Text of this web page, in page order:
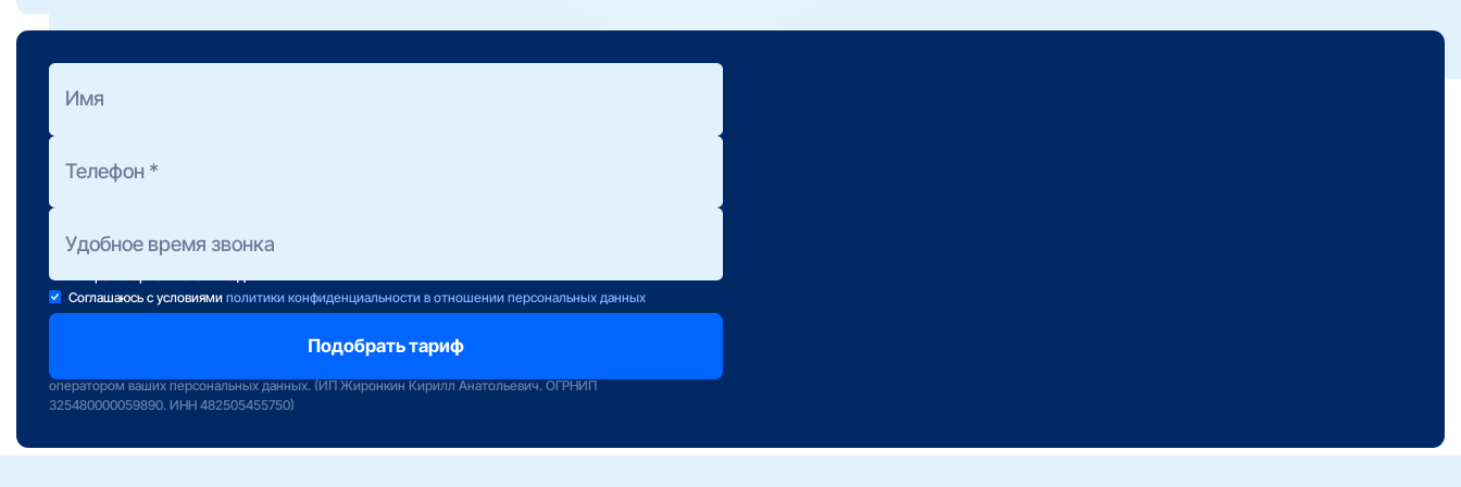
Оформить заявку
на подбор тарифа
Соглашаюсь с условиямиполитики конфиденциальности в отношении персональных данных
Консультанты работают ежедневно с 10 до 22 часов.
Если свою заявку Вы отправили после 22:00, консультант свяжется с Вами
Отправляя заявку вы подтверждаете передачу персональных данных оператору
оператором ваших персональных данных. (ИП Жиронкин Кирилл Анатольевич. ОГРНИП
325480000059890. ИНН 482505455750)